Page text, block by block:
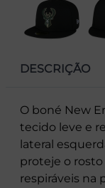
DESCRIÇÃO
O boné New
tecido leve e
lateral
proteje o rosto
respiráveis na